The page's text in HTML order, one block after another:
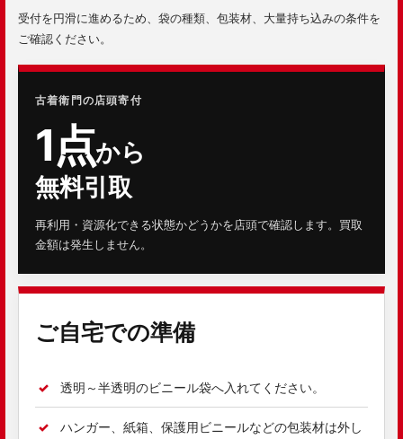
受付を円滑に進めるため、袋の種類、包装材、大量持ち込みの条件を
ご確認ください。
古着衛門の店頭寄付
1点から
無料引取
再利用・資源化できる状態かどうかを店頭で確認します。買取
金額は発生しません。
ご自宅での準備
透明～半透明のビニール袋へ入れてください。
ハンガー、紙箱、保護用ビニールなどの包装材は外し